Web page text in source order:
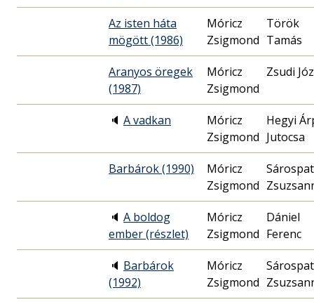
Az isten háta
mögött (1986)
Móricz
Zsigmond
Török
Tamás
Aranyos öregek
(1987)
Móricz
Zsigmond
Zsudi
🔈 A vadkan
Móricz
Zsigmond
Hegyi
Jutocsa
Barbárok (1990)
Móricz
Zsigmond
🔈 A boldog
ember (részlet)
Móricz
Zsigmond
Dániel
Ferenc
🔈 Barbárok
(1992)
Móricz
Zsigmond